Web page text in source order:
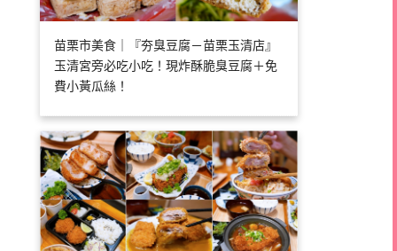
苗栗市美食｜『夯臭豆腐－苗栗玉清店』
玉清宮旁必吃小吃！現炸酥脆臭豆腐＋免
費小黃瓜絲！